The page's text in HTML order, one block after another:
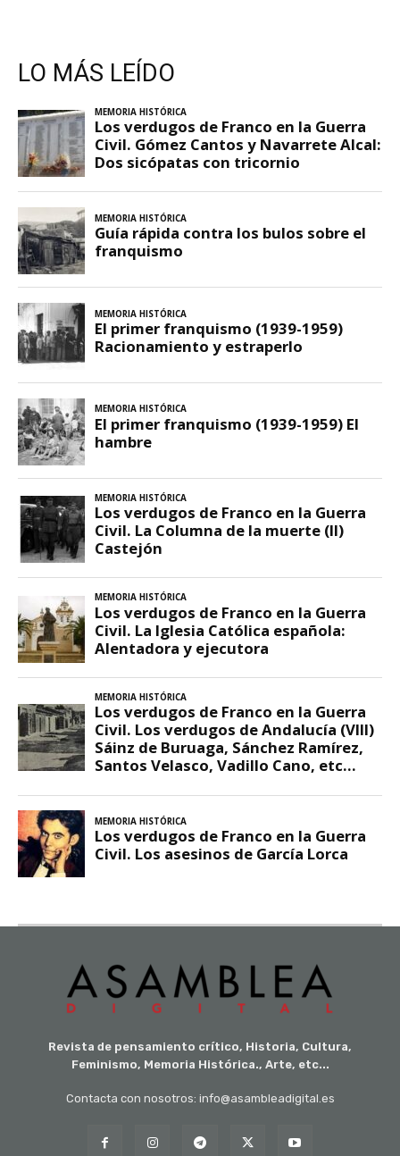
LO MÁS LEÍDO
Revista de pensamiento crítico, Historia, Cultura,
Feminismo, Memoria Histórica., Arte, etc...
Contacta con nosotros: info@asambleadigital.es